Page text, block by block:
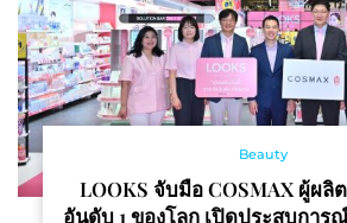
Beauty
LOOKS จับมือ COSMAX ผู้ผลิ
อันดับ 1 ของโลก เปิดประสบการ